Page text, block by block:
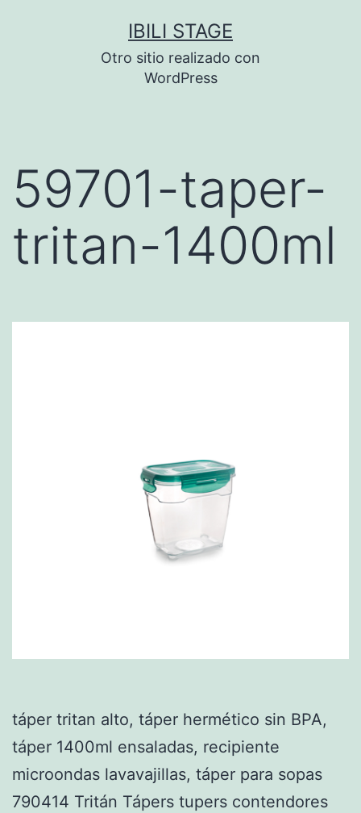
IBILI STAGE
Otro sitio realizado con
WordPress
59701-taper-
tritan-1400ml
táper tritan alto, táper hermético sin BPA,
táper 1400ml ensaladas, recipiente
microondas lavavajillas, táper para sopas
790414 Tritán Tápers tupers contendores